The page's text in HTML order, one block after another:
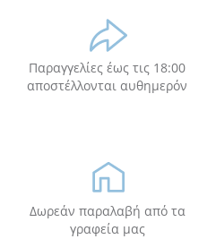
Παραγγελίες έως τις 18:00
αποστέλλονται αυθημερόν
Δωρεάν παραλαβή από τα
γραφεία μας